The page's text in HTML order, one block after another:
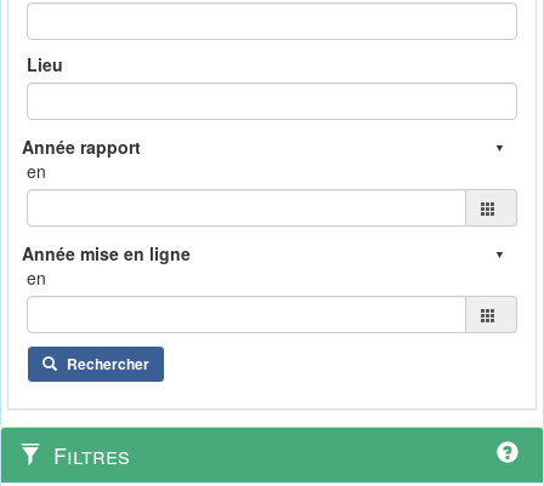
Lieu
en
en
Rechercher
Filtres